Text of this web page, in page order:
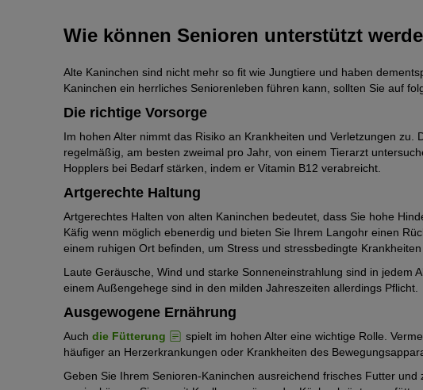
Wie können Senioren unterstützt
Alte Kaninchen sind nicht mehr so fit wie Jungtiere und haben
Kaninchen ein herrliches Seniorenleben führen kann, sollten Sie auf
Die richtige Vorsorge
Im hohen Alter nimmt das Risiko an Krankheiten und Verletzungen zu.
regelmäßig, am besten zweimal pro Jahr, von einem Tierarzt
Hopplers bei Bedarf stärken, indem er Vitamin B12 verabreicht.
Artgerechte Haltung
Artgerechtes Halten von alten Kaninchen bedeutet, dass Sie hohe
Käfig wenn möglich ebenerdig und bieten Sie Ihrem Langohr einen
einem ruhigen Ort befinden, um Stress und stressbedingte Krankheiten
Laute Geräusche, Wind und starke Sonneneinstrahlung sind in jedem
einem Außengehege sind in den milden Jahreszeiten allerdings Pflicht.
Ausgewogene Ernährung
Auch die Fütterung
spielt im hohen Alter eine wichtige Rolle.
häufiger an Herzerkrankungen oder Krankheiten des
Geben Sie Ihrem Senioren-Kaninchen ausreichend frisches Futter